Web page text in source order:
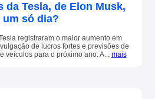
da Tesla, de Elon Musk,
um só dia?
registraram o maior aumento em
de lucros fortes e previsões de
veículos para o próximo ano. A... mais